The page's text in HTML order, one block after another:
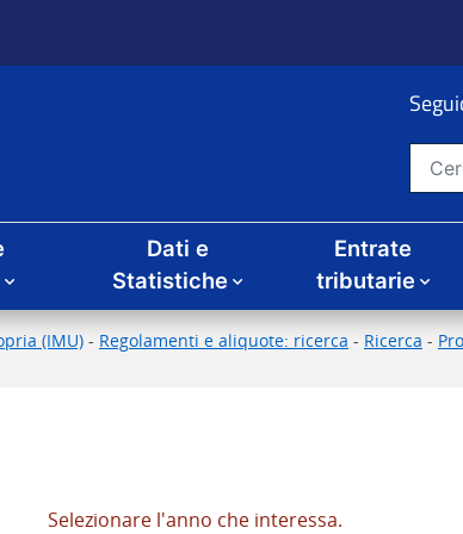
Cerca nel
Dati e
Statistiche
Entrate
tributarie
(IMU) - Regolamenti e aliquote: ricerca - Ricerca -
Selezionare l'anno che interessa.